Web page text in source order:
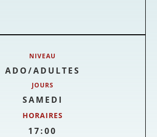
NIVEAU
ADO/ADULTES
JOURS
SAMEDI
HORAIRES
17:00